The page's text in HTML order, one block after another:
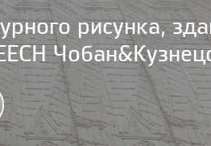
рисунка,